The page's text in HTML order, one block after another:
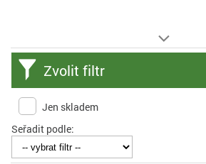
Zvolit filtr
Jen skladem
Seřadit podle: